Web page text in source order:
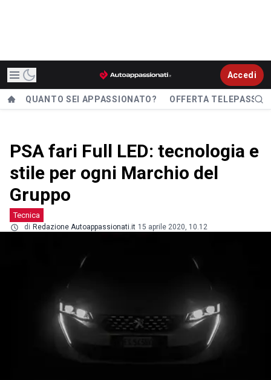
Accedi
QUANTO SEI APPASSIONATO? OFFERTA TELEPASS
PSA fari Full LED: tecnologia e
stile per ogni Marchio del
Gruppo
Tecnica
di Redazione Autoappassionati.it 15 aprile 2020, 10.12